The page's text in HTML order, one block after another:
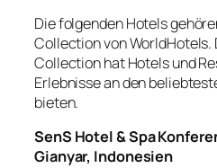
Die folgenden Hotels
Collection von
Collection hat Hotels und
Erlebnisse an den
bieten.
SenS Hotel & Spa
Gianyar, Indonesien